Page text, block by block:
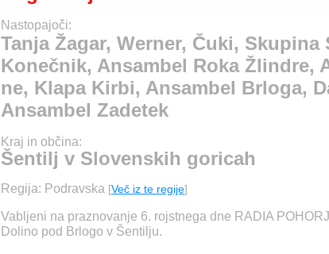
Ansambel Zaka pa
Kirbi, Ansambel
Damjan Murko,
Zadetek
Nastopajoči:
Tanja Žagar, Werner, Čuki, Skupina
Konečnik, Ansambel Roka Žlindre,
ne, Klapa Kirbi, Ansambel Brloga,
Ansambel Zadetek
Kraj in občina:
Šentilj v Slovenskih goricah
Regija: Podravska [Več iz te regije]
Vabljeni na praznovanje 6. rojstnega dne RADIA
Dolino pod Brlogo v Šentilju.